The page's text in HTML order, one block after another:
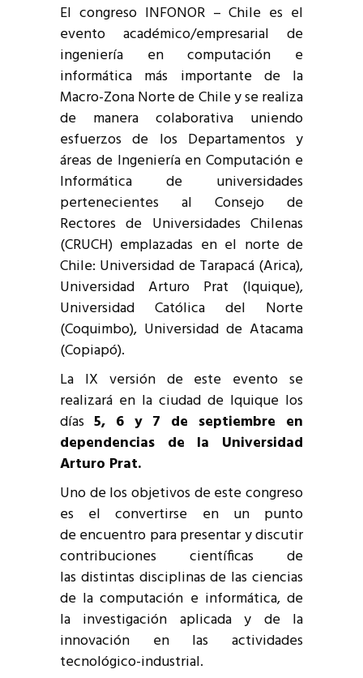
El congreso INFONOR – Chile es el
evento académico/empresarial de
ingeniería en computación e
informática más importante de la
Macro-Zona Norte de Chile y se realiza
de manera colaborativa uniendo
esfuerzos de los Departamentos y
áreas de Ingeniería en Computación e
Informática de universidades
pertenecientes al Consejo de
Rectores de Universidades Chilenas
(CRUCH) emplazadas en el norte de
Chile: Universidad de Tarapacá (Arica),
Universidad Arturo Prat (Iquique),
Universidad Católica del Norte
(Coquimbo), Universidad de Atacama
(Copiapó).
La IX versión de este evento se
realizará en la ciudad de Iquique los
días 5, 6 y 7 de septiembre en
dependencias de la Universidad
Arturo Prat.
Uno de los objetivos de este congreso
es el convertirse en un punto
de encuentro para presentar y discutir
contribuciones científicas de
las distintas disciplinas de las ciencias
de la computación e informática, de
la investigación aplicada y de la
innovación en las actividades
tecnológico-industrial.